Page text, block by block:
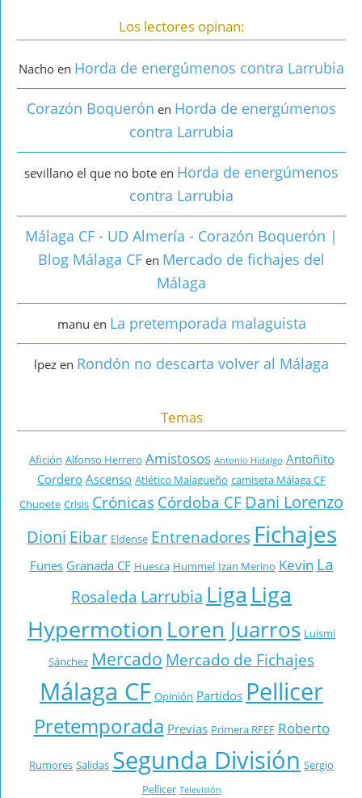
Los lectores opinan:
Nacho en Horda de energúmenos contra Larrubia
Corazón Boquerón en Horda de energúmenos
contra Larrubia
sevillano el que no bote en Horda de energúmenos
contra Larrubia
Málaga CF - UD Almería - Corazón Boquerón |
Blog Málaga CF en Mercado de fichajes del
Málaga
manu en La pretemporada malaguista
lpez en Rondón no descarta volver al Málaga
Temas
Afición Alfonso Herrero Amistosos Antonio Hidalgo Antoñito
CorderoAscenso Atlético Malagueño camiseta Málaga CF
Chupete Crisis Crónicas Córdoba CF Dani Lorenzo
Dioni Eibar Eldense Entrenadores Fichajes
Funes Granada CF Huesca Hummel Izan Merino Kevin La
Rosaleda Larrubia Liga Liga
Hypermotion Loren Juarros Luismi
Sánchez Mercado Mercado de Fichajes
Málaga CF Opinión Partidos Pellicer
Pretemporada Previas Primera RFEF Roberto
Rumores Salidas Segunda División Sergio
Pellicer Televisión